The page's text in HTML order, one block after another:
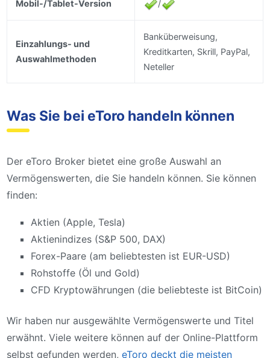
Mobil-/Tablet-Version /
Einzahlungs- und
Auswahlmethoden
Banküberweisung,
Kreditkarten, Skrill, PayPal,
Neteller
Was Sie bei eToro handeln können
Der eToro Broker bietet eine große Auswahl an
Vermögenswerten, die Sie handeln können. Sie können
finden:
Aktien (Apple, Tesla)
Aktienindizes (S&P 500, DAX)
Forex-Paare (am beliebtesten ist EUR-USD)
Rohstoffe (Öl und Gold)
CFD Kryptowährungen (die beliebteste ist BitCoin)
Wir haben nur ausgewählte Vermögenswerte und Titel
erwähnt. Viele weitere können auf der Online-Plattform
selbst gefunden werden, eToro deckt die meisten